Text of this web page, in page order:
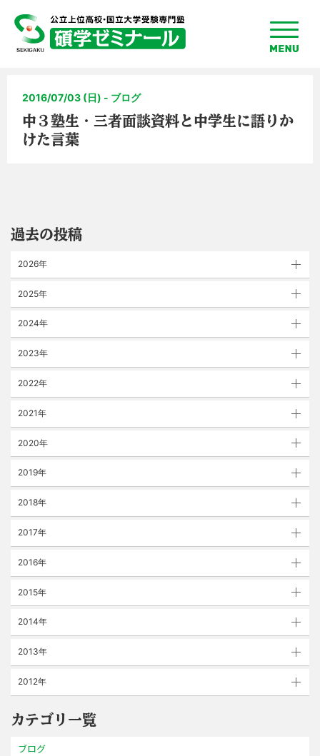
toggle
menu
2016/07/03 (日) - ブログ
中３塾生・三者面談資料と中学生に語りか
けた言葉
過去の投稿
2026年
2025年
2024年
2023年
2022年
2021年
2020年
2019年
2018年
2017年
2016年
2015年
2014年
2013年
2012年
カテゴリ一覧
ブログ